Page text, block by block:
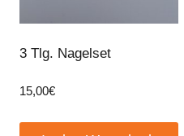
3 Tlg. Nagelset
15,00€